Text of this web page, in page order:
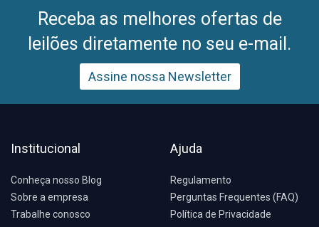
Receba as melhores ofertas de
leilões diretamente no seu e-mail.
Assine nossa Newsletter
Institucional
Conheça nosso Blog
Sobre a empresa
Trabalhe conosco
Ajuda
Regulamento
Perguntas Frequentes (FAQ)
Política de Privacidade